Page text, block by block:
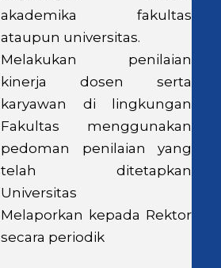
akademika fakultas
ataupun universitas.
Melakukan penilaian
kinerja dosen serta
karyawan di lingkungan
Fakultas menggunakan
pedoman penilaian yang
telah ditetapkan
Universitas
Melaporkan kepada Rektor
secara periodik